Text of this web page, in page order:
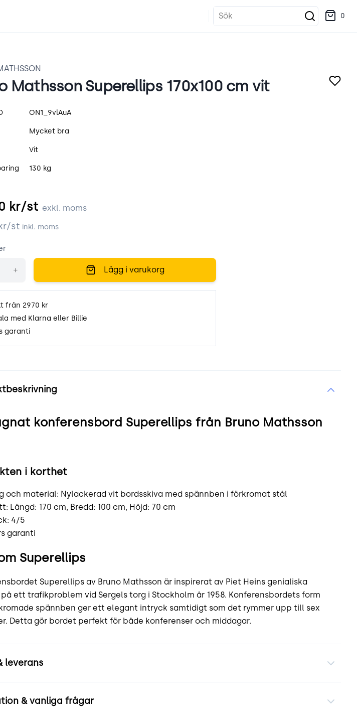
Sök 0
Mathsson Superellips 170x100 cm vit
ON1_9vlAuA
Mycket bra
Vit
130 kg
kr/st exkl. moms
kr/st inkl. moms
+ Lägg i varukorg
från 2970 kr
med Klarna eller Billie
garanti
konferensbord Superellips från Bruno Mathsson
i korthet
och material: Nylackerad vit bordsskiva med spännben i förkromat stål
Längd: 170 cm, Bredd: 100 cm, Höjd: 70 cm
4/5
garanti
Superellips
Superellips av Bruno Mathsson är inspirerat av Piet Heins genialiska
ett trafikproblem vid Sergels torg i Stockholm år 1958. Konferensbordets form
spännben ger ett elegant intryck samtidigt som det rymmer upp till sex
Detta gör bordet perfekt för både konferenser och middagar.
leverans
& vanliga frågar